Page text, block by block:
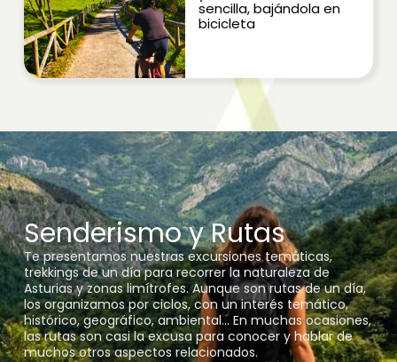
sencilla, bajándola en
bicicleta
Senderismo y Rutas
Te presentamos nuestras excursiones temáticas,
trekkings de un día para recorrer la naturaleza de
Asturias y zonas limítrofes. Aunque son rutas de un día,
los organizamos por ciclos, con un interés temático,
histórico, geográfico, ambiental... En muchas ocasiones,
las rutas son casi la excusa para conocer y hablar de
muchos otros aspectos relacionados.